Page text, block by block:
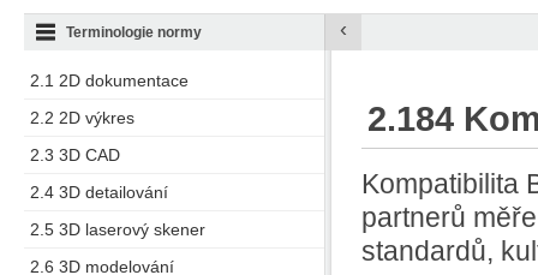
2.1 2D dokumentace
2.2 2D výkres
2.3 3D CAD
2.4 3D detailování
2.5 3D laserový skener
2.6 3D modelování
Terminologie normy ‹
2.184
Kompatibilita
partnerů
standardů,